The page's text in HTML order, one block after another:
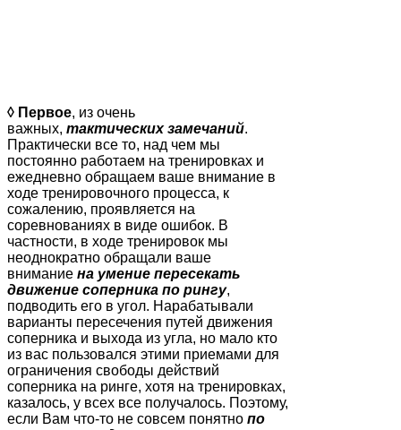
◊ Первое, из очень
важных, тактических замечаний.
Практически все то, над чем мы
постоянно работаем на тренировках и
ежедневно обращаем ваше внимание в
ходе тренировочного процесса, к
сожалению, проявляется на
соревнованиях в виде ошибок. В
частности, в ходе тренировок мы
неоднократно обращали ваше
внимание на умение пересекать
движение соперника по рингу,
подводить его в угол. Нарабатывали
варианты пересечения путей движения
соперника и выхода из угла, но мало кто
из вас пользовался этими приемами для
ограничения свободы действий
соперника на ринге, хотя на тренировках,
казалось, у всех все получалось. Поэтому,
если Вам что-то не совсем понятно по